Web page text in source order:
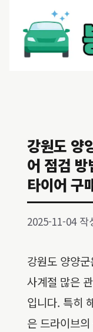
강원도 양
어 점검
타이어 구
2025-11-04 작
강원도 양양
사계절 많은
입니다. 특히
은 드라이브